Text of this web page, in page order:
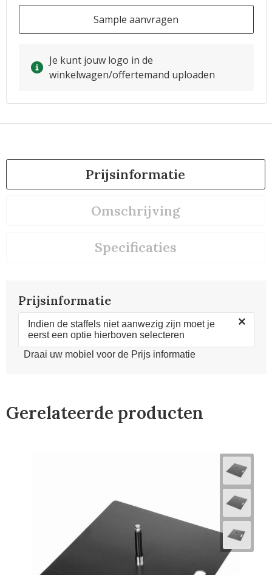
Sample aanvragen
Je kunt jouw logo in de
winkelwagen/offertemand uploaden
Prijsinformatie
Omschrijving
Specificaties
Prijsinformatie
Indien de staffels niet aanwezig zijn moet je
eerst een optie hierboven selecteren
×
Draai uw mobiel voor de Prijs informatie
Gerelateerde producten